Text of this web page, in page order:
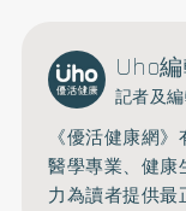
Uho
記者及
《優活健康網
醫學專業、健
力為讀者提供最